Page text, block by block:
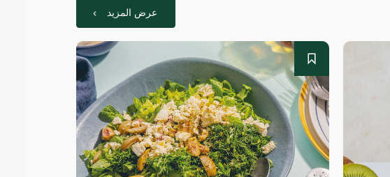
عرض المزيد